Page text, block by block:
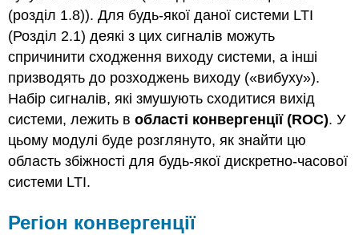
(розділ 1.8)). Для будь-якої даної системи LTI
(Розділ 2.1) деякі з цих сигналів можуть
спричинити сходження виходу системи, а інші
призводять до розходжень виходу («вибуху»).
Набір сигналів, які змушують сходитися вихід
системи, лежить вобласті конвергенції (ROC). У
цьому модулі буде розглянуто, як знайти цю
область збіжності для будь-якої дискретно-часової
системи LTI.
Регіон конвергенції